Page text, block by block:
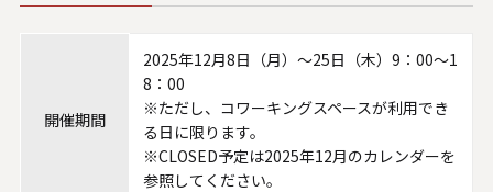
カスタマーハラスメントに関する指針
ソーシャルメディアポリシー
システムサポートホールディングス
開催期間
2025年12月8日（月）～25日（木）9：00～1
8：00
※ただし、コワーキングスペースが利用でき
る日に限ります。
※CLOSED予定は2025年12月のカレンダーを
参照してください。